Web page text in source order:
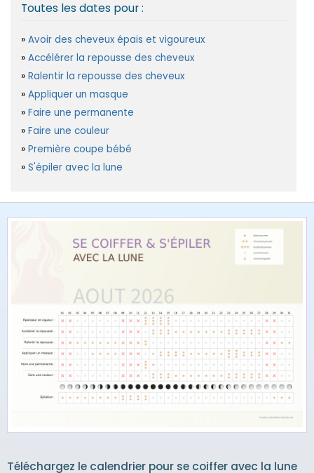
Toutes les dates pour :
Avoir des cheveux épais et vigoureux
Accélérer la repousse des cheveux
Ralentir la repousse des cheveux
Appliquer un masque
Faire une permanente
Faire une couleur
Première coupe bébé
S'épiler avec la lune
Téléchargez le calendrier pour se coiffer avec la lune